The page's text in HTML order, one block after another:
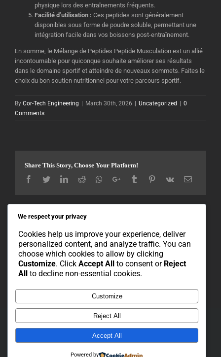
physique lors des entraînements fréquents.
Facilité d’utilisation : Ces peptides sont généralement
disponibles sous forme de poudre soluble, permettant une
intégration facile dans vos boissons post-entraînement.
En somme, le Mélange de Peptides Peptide Musculation est un allié
incontournable pour quiconque souhaite améliorer ses résultats
dans le domaine sportif et atteindre de nouveaux sommets. Faites le
choix du bon soutien nutritionnel pour votre parcours sportif.
By Cor-Tech Engineering March 30th, 2026 Uncategorized
0
Comments
Share This Story, Choose Your Platform!
Facebook
TwitterLinkedIn
Reddit Whatsapp
Google+Tumblr Pinterest
Vk Email
About the Author: Cor-Tech Engineering
Copyright 2021 Cor-Tech Engineering | All Rights Reserved | Developed
and Hosted by Simpl Solutions | Privacy Policy
We respect your privacy
Cookies help us improve your experience, deliver
personalized content, and analyze traffic. You can
choose which cookies to allow by clicking
Customize. Click Accept All to consent or Reject
All to decline non-essential cookies.
Customize
Reject All
Accept All
Powered by